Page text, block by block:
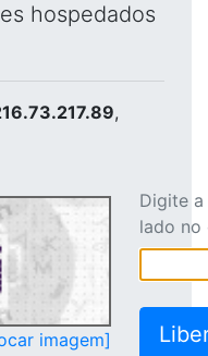
hospedados
,
imagem]
Digite
lado no